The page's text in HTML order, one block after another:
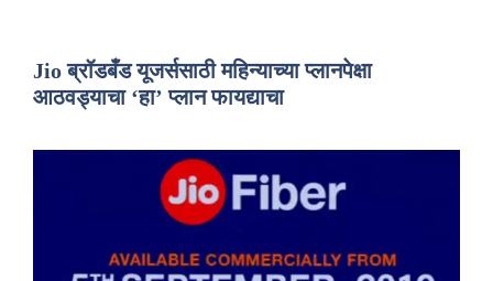
Jio ब्रॉडबँड यूजर्ससाठी महिन्याच्या प्लानपेक्षा
आठवड्याचा ‘हा’ प्लान फायद्याचा